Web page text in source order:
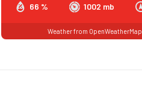
66 % 1002 mb
Weather from OpenWeatherMap